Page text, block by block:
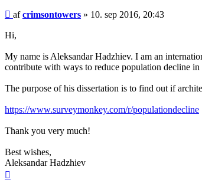
Indlæg
afcrimsontowers » 10. sep 2016, 20:43
Hi,
My name is Aleksandar Hadzhiev. I am an
contribute with ways to reduce population decline
The purpose of his dissertation is to find out if
https://www.surveymonkey.com/r/populationdecline
Thank you very much!
Best wishes,
Aleksandar Hadzhiev